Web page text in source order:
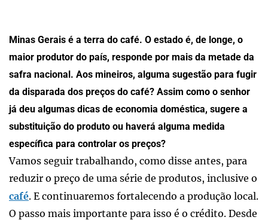
Minas Gerais é a terra do café. O estado é, de longe, o
maior produtor do país, responde por mais da metade da
safra nacional. Aos mineiros, alguma sugestão para fugir
da disparada dos preços do café? Assim como o senhor
já deu algumas dicas de economia doméstica, sugere a
substituição do produto ou haverá alguma medida
específica para controlar os preços?
Vamos seguir trabalhando, como disse antes, para
reduzir o preço de uma série de produtos, inclusive o
café. E continuaremos fortalecendo a produção local.
O passo mais importante para isso é o crédito. Desde